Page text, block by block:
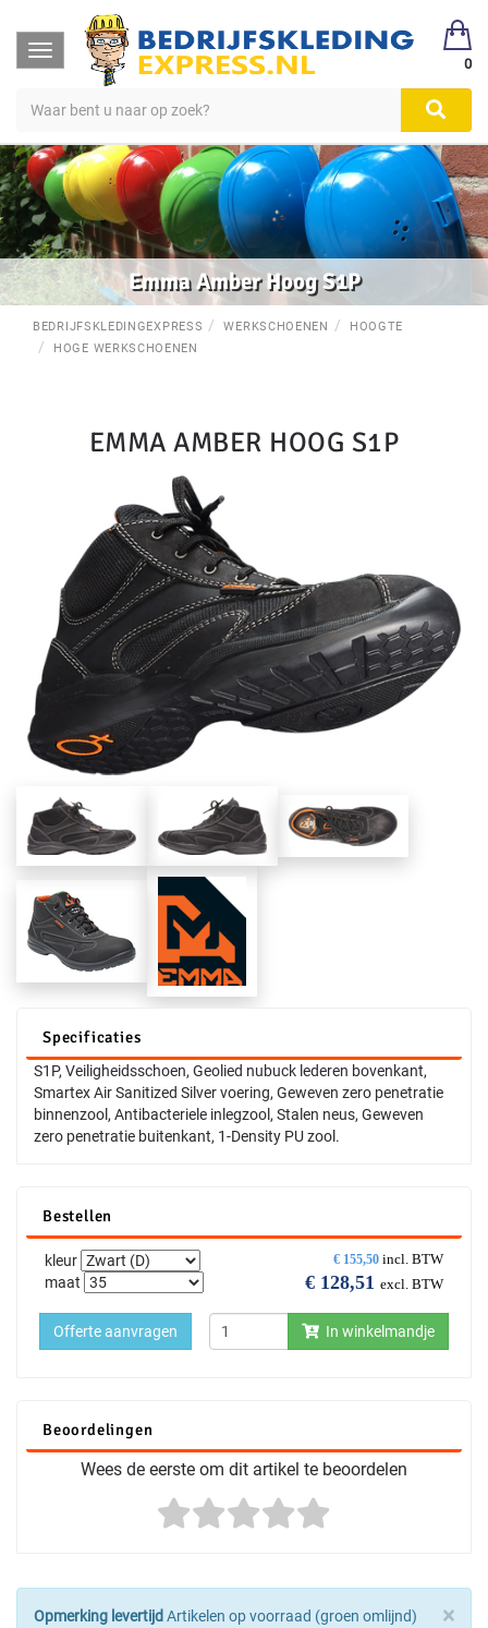
Toggle
navigation
0
Emma Amber Hoog S1P
BEDRIJFSKLEDINGEXPRESS WERKSCHOENEN
HOOGTE
HOGE WERKSCHOENEN
EMMA AMBER HOOG S1P
Specificaties
S1P, Veiligheidsschoen, Geolied nubuck lederen bovenkant,
Smartex Air Sanitized Silver voering, Geweven zero penetratie
binnenzool, Antibacteriele inlegzool, Stalen neus, Geweven
zero penetratie buitenkant, 1-Density PU zool.
Bestellen
€ 155,50 incl. BTW
€ 128,51 excl. BTW
kleur
maat
In winkelmandje
Offerte aanvragen
Beoordelingen
Wees de eerste om dit artikel te beoordelen
×
Opmerking levertijd Artikelen op voorraad (groen omlijnd)